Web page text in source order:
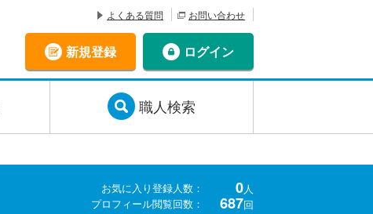
よくある質問 お問い合わせ
新規登録 ログイン
職人検索
お気に入り登録人数： 0人
プロフィール閲覧回数：
687回